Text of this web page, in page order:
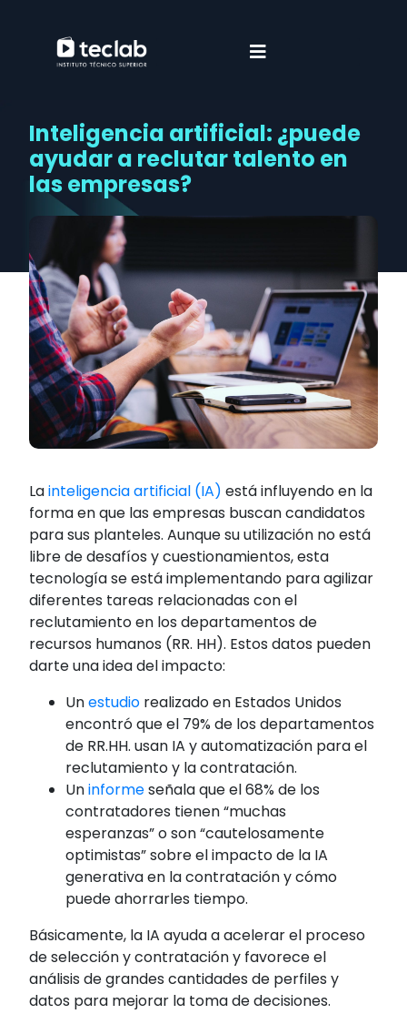
Inteligencia artificial: ¿puede
ayudar a reclutar talento en
las empresas?
Lainteligencia artificial (IA) está influyendo en la
forma en que las empresas buscan candidatos
para sus planteles. Aunque su utilización no está
libre de desafíos y cuestionamientos, esta
tecnología se está implementando para agilizar
diferentes tareas relacionadas con el
reclutamiento en los departamentos de
recursos humanos (RR. HH). Estos datos pueden
darte una idea del impacto:
Unestudio realizado en Estados Unidos
encontró que el 79% de los departamentos
de RR.HH. usan IA y automatización para el
reclutamiento y la contratación.
Uninformeseñala que el 68% de los
contratadores tienen “muchas
esperanzas” o son “cautelosamente
optimistas” sobre el impacto de la IA
generativa en la contratación y cómo
puede ahorrarles tiempo.
Básicamente, la IA ayuda a acelerar el proceso
de selección y contratación y favorece el
análisis de grandes cantidades de perfiles y
datos para mejorar la toma de decisiones.